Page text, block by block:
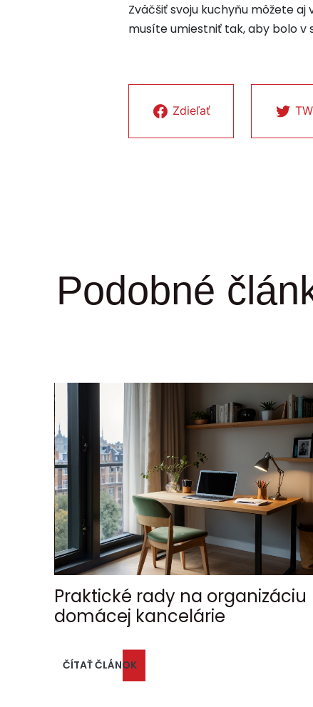
Zväčšiť svoju kuchyňu môžete
musíte umiestniť tak, aby bolo v
Zdieľať
Podobné
Praktické rady na organizáciu
domácej kancelárie
ČÍTAŤ ČLÁNOK